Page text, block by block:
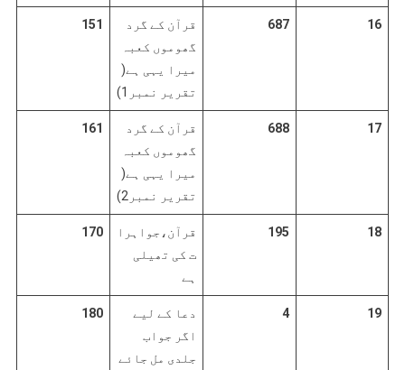
16
687
قرآن کے گرد
گھوموں کعبہ
میرا یہی ہے(
تقریر نمبر1)
151
17
688
قرآن کے گرد
گھوموں کعبہ
میرا یہی ہے(
تقریر نمبر2)
161
18
195
قرآن،جواہرا
ت کی تھیلی
ہے
170
19
4
دعا کے لیے
اگر جواب
جلدی مل جائے
180